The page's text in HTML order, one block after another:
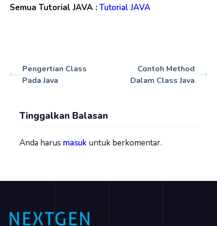
Semua Tutorial JAVA :Tutorial JAVA
Pengertian Class
Pada Java
Contoh Method
Dalam Class Java
Tinggalkan Balasan
Anda harus masuk untuk berkomentar.